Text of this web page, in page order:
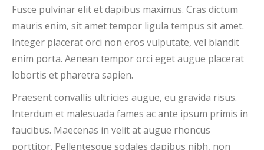
Fusce pulvinar elit et dapibus maximus. Cras dictum
mauris enim, sit amet tempor ligula tempus sit amet.
Integer placerat orci non eros vulputate, vel blandit
enim porta. Aenean tempor orci eget augue placerat
lobortis et pharetra sapien.
Praesent convallis ultricies augue, eu gravida risus.
Interdum et malesuada fames ac ante ipsum primis in
faucibus. Maecenas in velit at augue rhoncus
porttitor. Pellentesque sodales dapibus nibh, non